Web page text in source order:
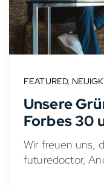
FEATURED,
Unsere
Forbes 30
Wir freuen uns,
futuredoctor,